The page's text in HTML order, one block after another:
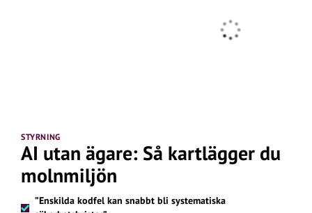
STYRNING
AI utan ägare: Så kartlägger du
molnmiljön
”Enskilda kodfel kan snabbt bli systematiska